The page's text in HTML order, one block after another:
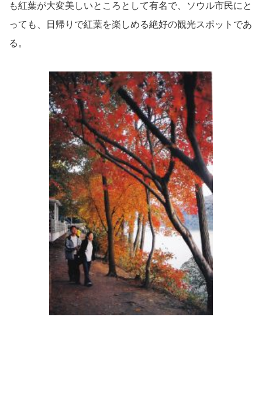
も紅葉が大変美しいところとして有名で、ソウル市民にと
っても、日帰りで紅葉を楽しめる絶好の観光スポットであ
る。